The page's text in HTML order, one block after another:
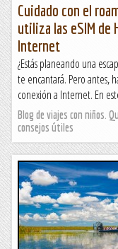
Cuidado con el
utiliza las eSIM de
Internet
¿Estás planeando una
te encantará. Pero antes,
conexión a Internet. En
Blog de viajes con niños.
consejos útiles